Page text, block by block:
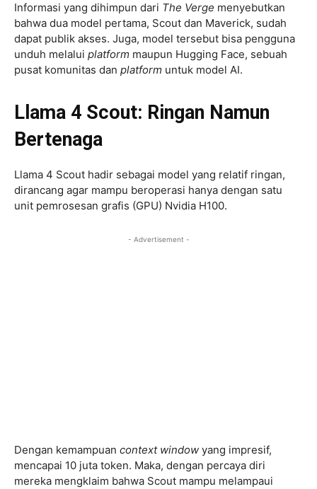
Informasi yang dihimpun dari The Verge menyebutkan
bahwa dua model pertama, Scout dan Maverick, sudah
dapat publik akses. Juga, model tersebut bisa pengguna
unduh melalui platform maupun Hugging Face, sebuah
pusat komunitas dan platform untuk model AI.
Llama 4 Scout: Ringan Namun
Bertenaga
Llama 4 Scout hadir sebagai model yang relatif ringan,
dirancang agar mampu beroperasi hanya dengan satu
unit pemrosesan grafis (GPU) Nvidia H100.
- Advertisement -
Dengan kemampuan context window yang impresif,
mencapai 10 juta token. Maka, dengan percaya diri
mereka mengklaim bahwa Scout mampu melampaui